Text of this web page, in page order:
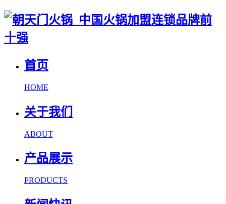
首页
HOME
关于我们
ABOUT
产品展示
PRODUCTS